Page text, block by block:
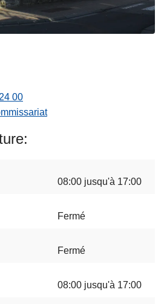
00
08:00 jusqu'à 17:00
Fermé
Fermé
08:00 jusqu'à 17:00